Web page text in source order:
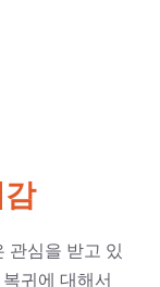
관심을 받고 있
귀에 대해서